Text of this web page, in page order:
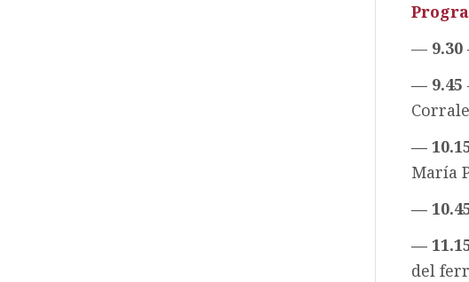
— 9.30
— 9.45
—
María
—
—
del